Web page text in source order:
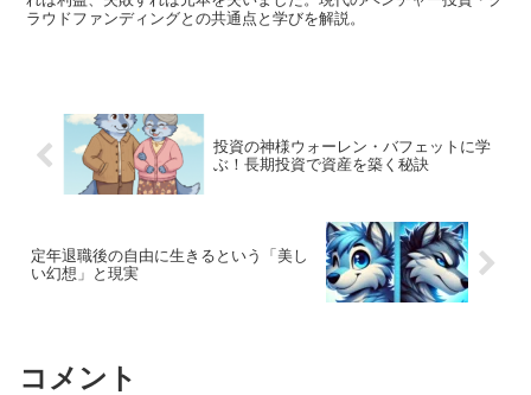
ラウドファンディングとの共通点と学びを解説。
投資の神様ウォーレン・バフェットに学
ぶ！長期投資で資産を築く秘訣
定年退職後の自由に生きるという「美し
い幻想」と現実
コメント